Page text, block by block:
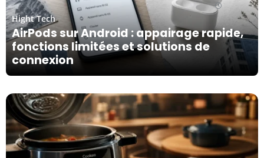
AirPods sur Android : appairage rapide,
fonctions limitées et solutions de
connexion
Hight Tech
07/08/26